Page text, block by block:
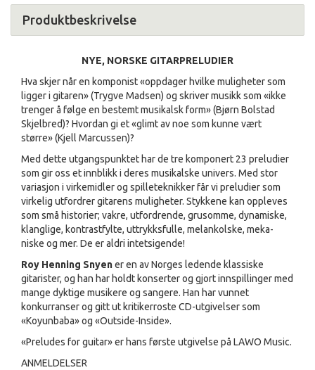
Produktbeskrivelse
NYE, NORSKE GITARPRELUDIER
Hva skjer når en komponist «oppdager hvilke muligheter som
ligger i gitaren» (Trygve Madsen) og skriver musikk som «ikke
trenger å følge en bestemt musikalsk form» (Bjørn Bolstad
Skjelbred)? Hvordan gi et «glimt av noe som kunne vært
større» (Kjell Marcussen)?
Med dette utgangspunktet har de tre komponert 23 preludier
som gir oss et innblikk i deres musikalske univers. Med stor
variasjon i virkemidler og spilleteknikker får vi preludier som
virkelig utfordrer gitarens muligheter. Stykkene kan oppleves
som små historier; vakre, utfordrende, grusomme, dynamiske,
klanglige, kontrastfylte, uttrykksfulle, melankolske, meka-
niske og mer. De er aldri intetsigende!
Roy Henning Snyener en av Norges ledende klassiske
gitarister, og han har holdt konserter og gjort innspillinger med
mange dyktige musikere og sangere. Han har vunnet
konkurranser og gitt ut kritikerroste CD-utgivelser som
«Koyunbaba» og «Outside-Inside».
«Preludes for guitar» er hans første utgivelse på LAWO Music.
ANMELDELSER